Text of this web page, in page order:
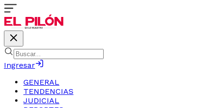
Ingresar
GENERAL
TENDENCIAS
JUDICIAL